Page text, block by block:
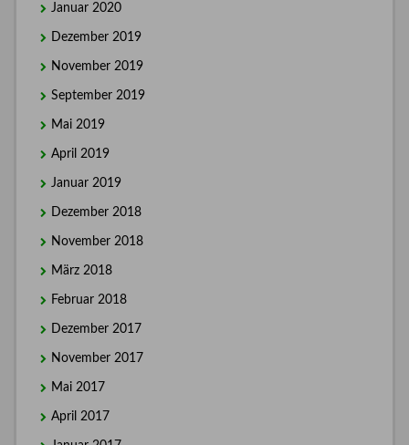
Januar 2020
Dezember 2019
November 2019
September 2019
Mai 2019
April 2019
Januar 2019
Dezember 2018
November 2018
März 2018
Februar 2018
Dezember 2017
November 2017
Mai 2017
April 2017